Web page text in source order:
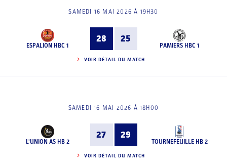
SAMEDI 16 MAI 2026 À 19H30
ESPALION HBC 1
28 25
PAMIERS HBC 1
VOIR DÉTAIL DU MATCH
SAMEDI 16 MAI 2026 À 18H00
L'UNION AS HB 2
27 29
TOURNEFEUILLE HB 2
VOIR DÉTAIL DU MATCH